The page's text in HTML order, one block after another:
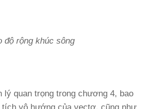
độ rộng khúc sông
lý quan trọng trong chương 4, bao